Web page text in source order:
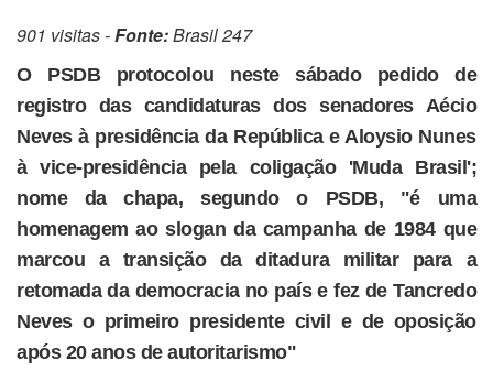
901 visitas -Fonte:Brasil 247
O PSDB protocolou neste sábado pedido de
registro das candidaturas dos senadores Aécio
Neves à presidência da República e Aloysio Nunes
à vice-presidência pela coligação 'Muda Brasil';
nome da chapa, segundo o PSDB, "é uma
homenagem ao slogan da campanha de 1984 que
marcou a transição da ditadura militar para a
retomada da democracia no país e fez de Tancredo
Neves o primeiro presidente civil e de oposição
após 20 anos de autoritarismo"